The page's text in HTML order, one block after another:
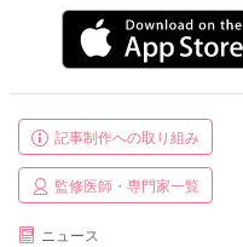
記事制作への取り組み
監修医師・専門家一覧
ニュース